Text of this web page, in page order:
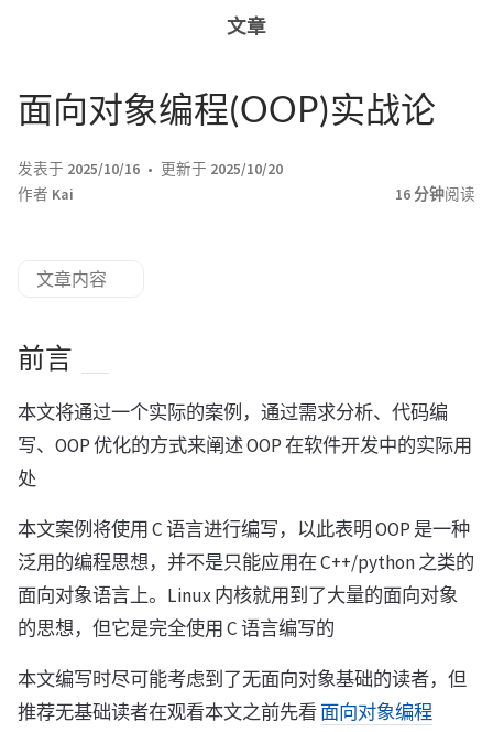
文章
面向对象编程(OOP)实战论
发表于 2025/10/16 更新于 2025/10/20
作者 Kai 16 分钟阅读
文章内容
前言
本文将通过一个实际的案例，通过需求分析、代码编
写、OOP 优化的方式来阐述 OOP 在软件开发中的实际用
处
本文案例将使用 C 语言进行编写，以此表明 OOP 是一种
泛用的编程思想，并不是只能应用在 C++/python 之类的
面向对象语言上。Linux 内核就用到了大量的面向对象
的思想，但它是完全使用 C 语言编写的
本文编写时尽可能考虑到了无面向对象基础的读者，但
推荐无基础读者在观看本文之前先看面向对象编程